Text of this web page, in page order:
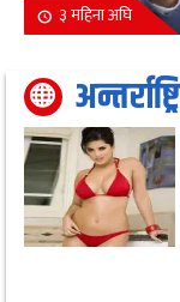
३ महिना अघि